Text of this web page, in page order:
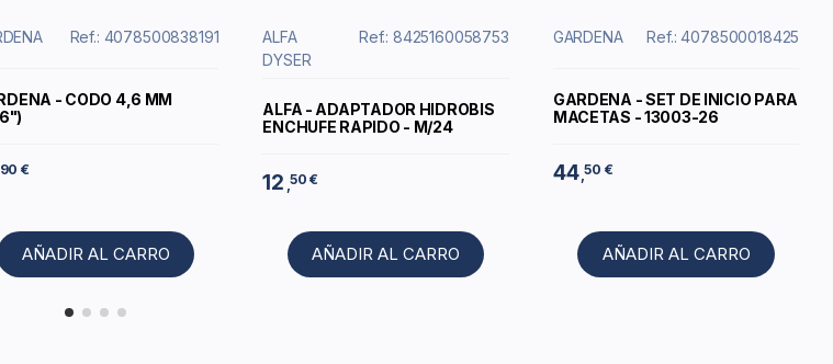
Ref.: 4078500838191
- CODO 4,6 MM
90 €
AÑADIR AL CARRO
ALFA
DYSER
Ref.: 8425160058753
ALFA - ADAPTADOR HIDROBIS
ENCHUFE RAPIDO - M/24
12 ,50 €
AÑADIR AL CARRO
GARDENA Ref.: 4078500018425
GARDENA - SET DE INICIO PARA
MACETAS - 13003-26
44 ,50 €
AÑADIR AL CARRO